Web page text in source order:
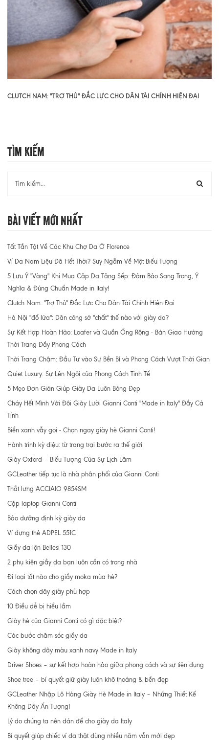
CLUTCH NAM: "TRỢ THỦ" ĐẮC LỰC CHO DÂN TÀI CHÍNH HIỆN ĐẠI
Tìm Kiếm
Bài Viết Mới Nhất
Tất Tần Tật Về Các Khu Chợ Da Ở Florence
Ví Da Nam Liệu Đã Hết Thời? Suy Ngẫm Về Một Biểu Tượng
5 Lưu Ý "Vàng" Khi Mua Cặp Da Tặng Sếp: Đảm Bảo Sang Trọng, Ý
Nghĩa & Đúng Chuẩn Made in Italy!
Clutch Nam: "Trợ Thủ" Đắc Lực Cho Dân Tài Chính Hiện Đại
Hà Nội "đổ lửa": Dân công sở "chất" thế nào với giày da?
Sự Kết Hợp Hoàn Hảo: Loafer và Quần Ống Rộng - Bản Giao Hưởng
Thời Trang Đầy Phong Cách
Thời Trang Chậm: Đầu Tư vào Sự Bền Bỉ và Phong Cách Vượt Thời Gian
Quiet Luxury: Sự Lên Ngôi của Phong Cách Tinh Tế
5 Mẹo Đơn Giản Giúp Giày Da Luôn Bóng Đẹp
Cháy Hết Mình Với Đôi Giày Lười Gianni Conti "Made in Italy" Đầy Cá
Tính
Biển xanh vẫy gọi - Chọn ngay giày hè Gianni Conti!
Hành trình kỳ diệu: từ trang trại bước ra thế giới
Giày Oxford – Biểu Tượng Của Sự Lịch Lãm
GCLeather tiếp tục là nhà phân phối của Gianni Conti
Thắt lưng ACCIAIO 9854SM
Cặp laptop Gianni Conti
Bảo dưỡng định kỳ giày da
Ví đựng thẻ ADPEL 551C
Giầy da lộn Bellesi 130
2 phụ kiện giầy da bạn luôn cần có trong nhà
Đi loại tất nào cho giầy moka mùa hè?
Cách chọn dây giày phù hợp
10 Điều dễ bị hiểu lầm
Giày hè của Gianni Conti có gì đặc biệt?
Các bước chăm sóc giầy da
Giày không dây màu xanh navy Made in Italy
Driver Shoes – sự kết hợp hoàn hảo giữa phong cách và sự tiện dụng
Shoe tree – bí quyết giữ giày luôn khô thoáng & bền đẹp
GCLeather Nhập Lô Hàng Giày Hè Made in Italy – Những Thiết Kế
Không Dây Ấn Tượng!
Lý do chúng ta nên dán đế cho giày da Italy
Bí quyết giúp chiếc ví da thật dùng nhiều năm vẫn mới đẹp